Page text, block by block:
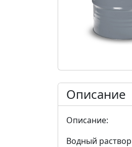
Описание
Описание:
Водный